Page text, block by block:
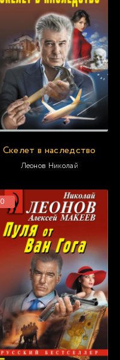
Скелет в наследство
Леонов Николай
0